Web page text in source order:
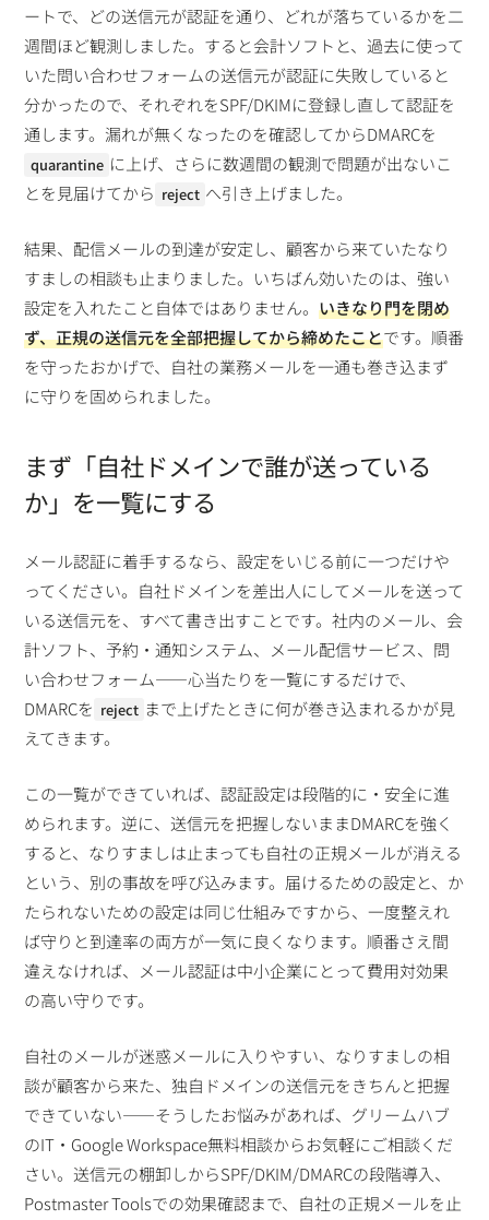
ートで、どの送信元が認証を通り、どれが落ちているかを二
週間ほど観測しました。すると会計ソフトと、過去に使って
いた問い合わせフォームの送信元が認証に失敗していると
分かったので、それぞれをSPF/DKIMに登録し直して認証を
通します。漏れが無くなったのを確認してからDMARCを
quarantine に上げ、さらに数週間の観測で問題が出ないこ
とを見届けてから reject へ引き上げました。
結果、配信メールの到達が安定し、顧客から来ていたなり
すましの相談も止まりました。いちばん効いたのは、強い
設定を入れたこと自体ではありません。いきなり門を閉め
ず、正規の送信元を全部把握してから締めたことです。順番
を守ったおかげで、自社の業務メールを一通も巻き込まず
に守りを固められました。
まず「自社ドメインで誰が送っている
か」を一覧にする
メール認証に着手するなら、設定をいじる前に一つだけや
ってください。自社ドメインを差出人にしてメールを送って
いる送信元を、すべて書き出すことです。社内のメール、会
計ソフト、予約・通知システム、メール配信サービス、問
い合わせフォーム——心当たりを一覧にするだけで、
DMARCを reject まで上げたときに何が巻き込まれるかが見
えてきます。
この一覧ができていれば、認証設定は段階的に・安全に進
められます。逆に、送信元を把握しないままDMARCを強く
すると、なりすましは止まっても自社の正規メールが消える
という、別の事故を呼び込みます。届けるための設定と、か
たられないための設定は同じ仕組みですから、一度整えれ
ば守りと到達率の両方が一気に良くなります。順番さえ間
違えなければ、メール認証は中小企業にとって費用対効果
の高い守りです。
自社のメールが迷惑メールに入りやすい、なりすましの相
談が顧客から来た、独自ドメインの送信元をきちんと把握
できていない——そうしたお悩みがあれば、グリームハブ
のIT・Google Workspace無料相談からお気軽にご相談くだ
さい。送信元の棚卸しからSPF/DKIM/DMARCの段階導入、
Postmaster Toolsでの効果確認まで、自社の正規メールを止